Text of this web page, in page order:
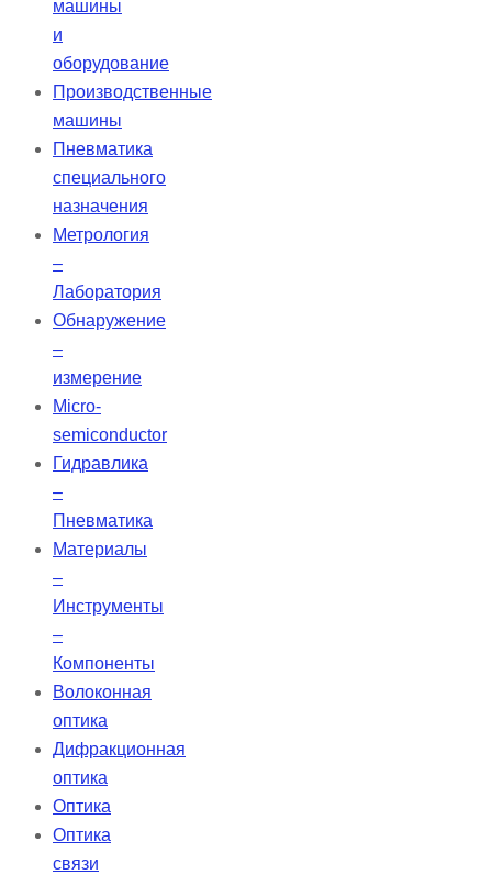
машины
и
оборудование
Производственные
машины
Пневматика
специального
назначения
Метрология
–
Лаборатория
Обнаружение
–
измерение
Micro-
semiconductor
Гидравлика
–
Пневматика
Материалы
–
Инструменты
–
Компоненты
Волоконная
оптика
Дифракционная
оптика
Оптика
Оптика
связи